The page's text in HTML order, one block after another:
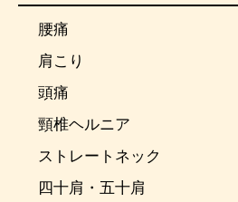
腰痛
肩こり
頭痛
頸椎ヘルニア
ストレートネック
四十肩・五十肩